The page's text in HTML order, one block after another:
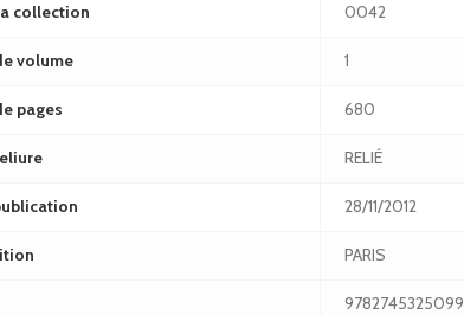
collection 0042
volume 1
pages 680
RELIÉ
28/11/2012
PARIS
9782745325099